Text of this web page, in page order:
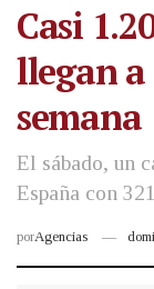
Casi
llegan a
semana
El sábado, un
España con
porAgencias